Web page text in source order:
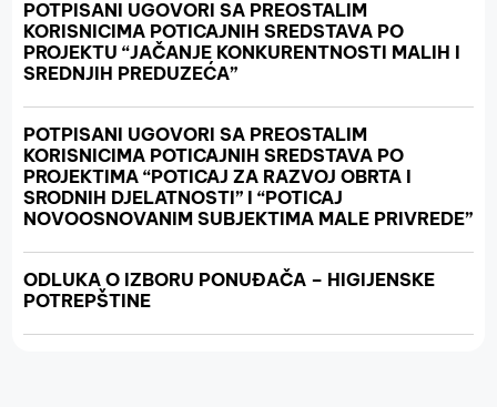
POTPISANI UGOVORI SA PREOSTALIM
KORISNICIMA POTICAJNIH SREDSTAVA PO
PROJEKTU “JAČANJE KONKURENTNOSTI MALIH I
SREDNJIH PREDUZEĆA”
POTPISANI UGOVORI SA PREOSTALIM
KORISNICIMA POTICAJNIH SREDSTAVA PO
PROJEKTIMA “POTICAJ ZA RAZVOJ OBRTA I
SRODNIH DJELATNOSTI” I “POTICAJ
NOVOOSNOVANIM SUBJEKTIMA MALE PRIVREDE”
ODLUKA O IZBORU PONUĐAČA – HIGIJENSKE
POTREPŠTINE